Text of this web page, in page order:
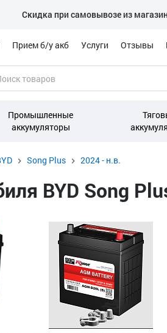
Скидка при самовывозе из
Прием б/у акб Услуги Отзывы
Промышленные
аккумуляторы
Song Plus 2024 - н.в.
BYD Song